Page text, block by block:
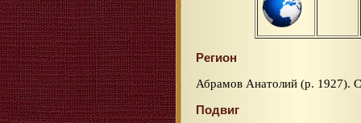
Регион
Абрамов Анатолий (р. 1927).
Подвиг